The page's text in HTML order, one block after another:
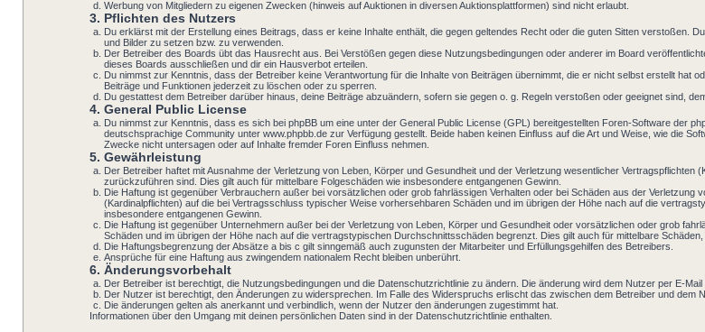
Werbung von Mitgliedern zu eigenen Zwecken (hinweis auf Auktionen in diversen Auktionsplattformen) sind nicht erlaubt.
3. Pflichten des Nutzers
Du erklärst mit der Erstellung eines Beitrags, dass er keine Inhalte enthält, die gegen geltendes Recht oder die guten Sitten verstoßen.
und Bilder zu setzen bzw. zu verwenden.
Der Betreiber des Boards übt das Hausrecht aus. Bei Verstößen gegen diese Nutzungsbedingungen oder anderer im Board
dieses Boards ausschließen und dir ein Hausverbot erteilen.
Du nimmst zur Kenntnis, dass der Betreiber keine Verantwortung für die Inhalte von Beiträgen übernimmt, die er nicht selbst erstellt hat
Beiträge und Funktionen jederzeit zu löschen oder zu sperren.
Du gestattest dem Betreiber darüber hinaus, deine Beiträge abzuändern, sofern sie gegen o. g. Regeln verstoßen oder geeignet sind,
4. General Public License
Du nimmst zur Kenntnis, dass es sich bei phpBB um eine unter der General Public License (GPL) bereitgestellten Foren-Software der
deutschsprachige Community unter www.phpbb.de zur Verfügung gestellt. Beide haben keinen Einfluss auf die Art und Weise, wie die
Zwecke nicht untersagen oder auf Inhalte fremder Foren Einfluss nehmen.
5. Gewährleistung
Der Betreiber haftet mit Ausnahme der Verletzung von Leben, Körper und Gesundheit und der Verletzung wesentlicher
zurückzuführen sind. Dies gilt auch für mittelbare Folgeschäden wie insbesondere entgangenen Gewinn.
Die Haftung ist gegenüber Verbrauchern außer bei vorsätzlichen oder grob fahrlässigen Verhalten oder bei Schäden aus der
(Kardinalpflichten) auf die bei Vertragsschluss typischer Weise vorhersehbaren Schäden und im übrigen der Höhe nach auf die
insbesondere entgangenen Gewinn.
Die Haftung ist gegenüber Unternehmern außer bei der Verletzung von Leben, Körper und Gesundheit oder vorsätzlichen oder grob
Schäden und im übrigen der Höhe nach auf die vertragstypischen Durchschnittsschäden begrenzt. Dies gilt auch für mittelbare
Die Haftungsbegrenzung der Absätze a bis c gilt sinngemäß auch zugunsten der Mitarbeiter und Erfüllungsgehilfen des Betreibers.
Ansprüche für eine Haftung aus zwingendem nationalem Recht bleiben unberührt.
6. Änderungsvorbehalt
Der Betreiber ist berechtigt, die Nutzungsbedingungen und die Datenschutzrichtlinie zu ändern. Die änderung wird dem Nutzer per E-Mail
Der Nutzer ist berechtigt, den Änderungen zu widersprechen. Im Falle des Widerspruchs erlischt das zwischen dem Betreiber und dem
Die änderungen gelten als anerkannt und verbindlich, wenn der Nutzer den änderungen zugestimmt hat.
Informationen über den Umgang mit deinen persönlichen Daten sind in der Datenschutzrichtlinie enthalten.